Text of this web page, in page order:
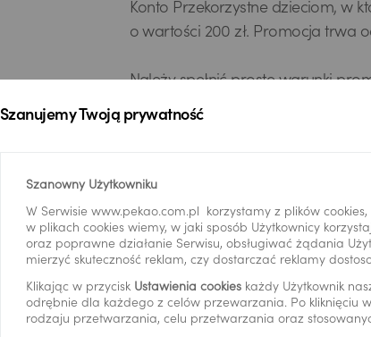
Konto Przekorzystne dzieciom, w
o wartości 200 zł. Promocja trwa
Należy spełnić proste warunki
Przekorzystnego:
września 2026 r. na otwartym w
minimum 200 zł.
dziecko w wieku 6-12 lat – tego
oszczędnościowe Mój Skarb,
zapisuje dziecko do promocji
Szanujemy Twoją prywatność
Szanowny Użytkowniku
W Serwisie www.pekao.com.pl korzystamy z plików
w plikach cookies wiemy, w jaki sposób Użytkownicy
oraz poprawne działanie Serwisu, obsługiwać żądania
mierzyć skuteczność reklam, czy dostarczać reklamy
Klikając w przycisk Ustawienia cookies każdy Użytkownik
odrębnie dla każdego z celów przewarzania. Po kliknięciu
rodzaju przetwarzania, celu przetwarzania oraz